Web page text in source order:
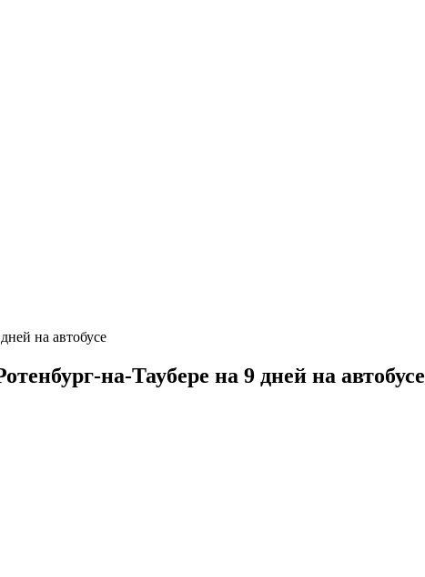
на-Таубере на 9 дней на автобусе